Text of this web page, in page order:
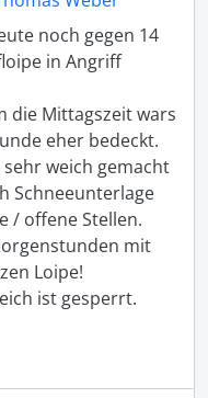
noch gegen 14
in Angriff
die Mittagszeit wars
eher bedeckt.
weich gemacht
Schneeunterlage
/ offene Stellen.
mit
Loipe!
ist gesperrt.